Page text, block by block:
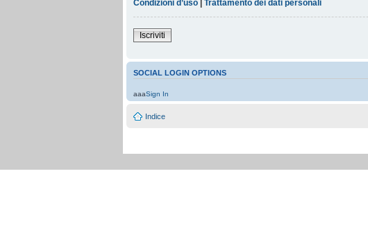
Condizioni d’uso | Trattamento dei dati personali
Iscriviti
SOCIAL LOGIN OPTIONS
aaaSign In
Indice